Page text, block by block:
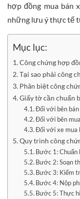
hợp đồng mua bán
những lưu ý thực tế
Mục lục:
Công chứng hợp
Tại sao phải công
Phân biệt công
Giấy tờ cần chuẩn
Đối với bên bán
Đối với bên mua
Đối với xe mua
Quy trình công
Bước 1: Chuẩn
Bước 2: Soạn
Bước 3: Kiểm
Bước 4: Nộp
Bước 5: Thực